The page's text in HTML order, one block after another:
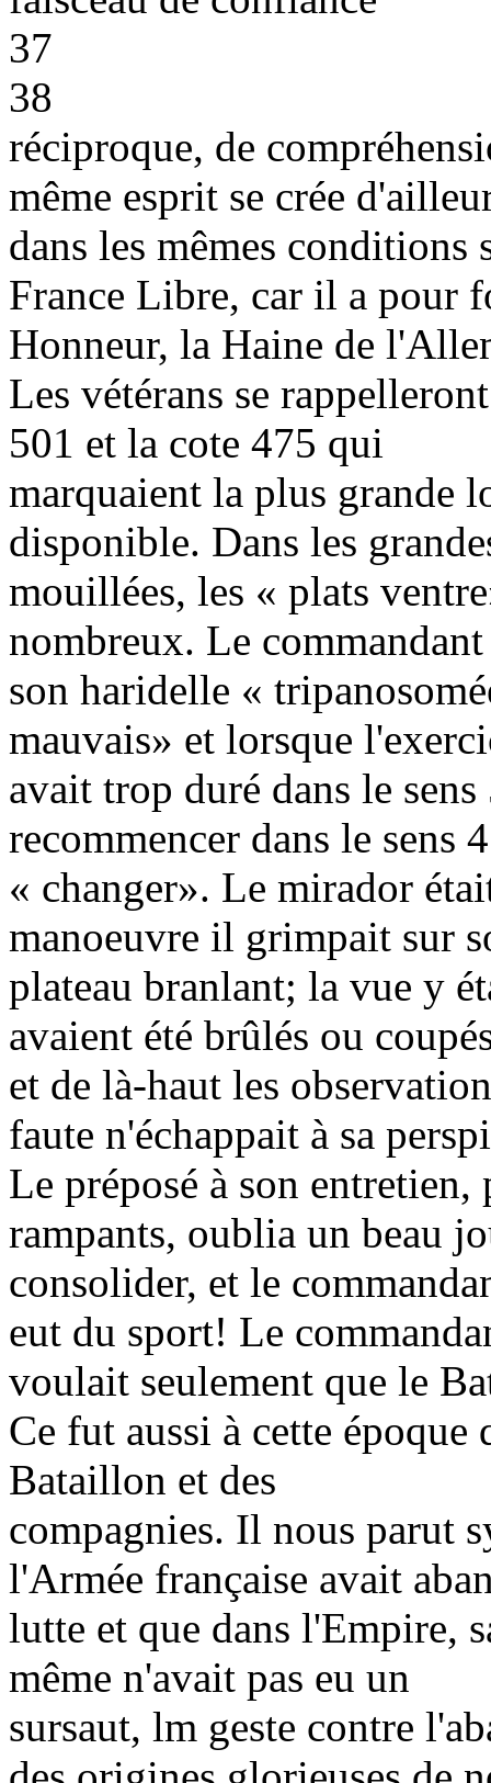
37
38
réciproque, de
même esprit se crée
dans les mêmes
France Libre, car il a pour
Honneur, la Haine de
Les vétérans se
501 et la cote 475 qui
marquaient la plus grande
disponible. Dans les
mouillées, les « plats
nombreux. Le
son haridelle «
mauvais» et lorsque
avait trop duré dans le
recommencer dans le sens
« changer». Le mirador
manoeuvre il grimpait sur
plateau branlant; la vue y
avaient été brûlés ou
et de là-haut les
faute n'échappait à sa
Le préposé à son
rampants, oublia un beau
consolider, et le
eut du sport! Le
voulait seulement que le
Ce fut aussi à cette
Bataillon et des
compagnies. Il nous parut
l'Armée française avait
lutte et que dans l'Empire,
même n'avait pas eu un
sursaut, lm geste contre